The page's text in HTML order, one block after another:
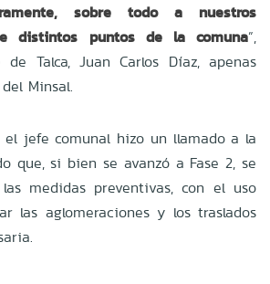
sobre todo a nuestros
distintos puntos de la comuna”,
Talca, Juan Carlos Díaz, apenas
Minsal.
el jefe comunal hizo un llamado a la
que, si bien se avanzó a Fase 2, se
medidas preventivas, con el uso
las aglomeraciones y los traslados